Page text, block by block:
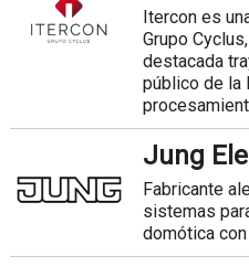
Itercon es
Grupo
destacada
público de la
Jung
Fabricante
sistemas
domótica